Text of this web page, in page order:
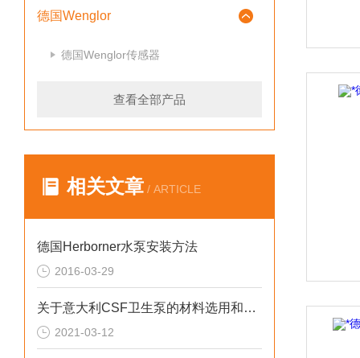
德国Wenglor
德国Wenglor传感器
查看全部产品
相关文章 / ARTICLE
德国Herborner水泵安装方法
2016-03-29
关于意大利CSF卫生泵的材料选用和设计生产的一些知识点总结
2021-03-12